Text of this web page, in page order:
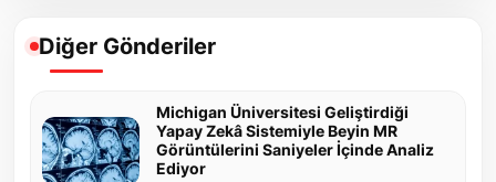
Diğer Gönderiler
Michigan Üniversitesi Geliştirdiği
Yapay Zekâ Sistemiyle Beyin MR
Görüntülerini Saniyeler İçinde Analiz
Ediyor